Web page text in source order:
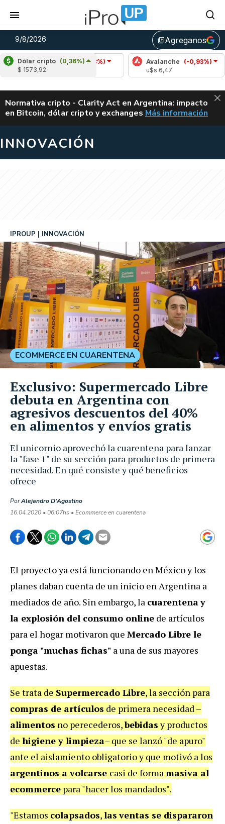
9/8/2026 library_addAgreganos
Dólar cripto (0,36%)
$ 1573,92
Cardano
(-0,23%)
u$s 0,20
Avalanche
(-0,93%)
ALERTA
Normativa cripto - Clarity Act en Argentina: impacto
en Bitcoin, dólar cripto y exchanges CLARITY ACT EN
Más información
INNOVACIÓN
El unicornio aprovechó la cuarentena para lanzar
la "fase 1" de su sección para productos de primera
necesidad. En qué consiste y qué beneficios
ofrece
IPROUP INNOVACIÓN
PorAlejandro D'Agostino
16.04.2020 • 06:07hs • Ecommerce en cuarentena
ECOMMERCE EN CUARENTENA
Exclusivo: Supermercado Libre
debuta en Argentina con
agresivos descuentos del 40%
en alimentos y envíos gratis
El proyecto ya está funcionando en México y los
planes daban cuenta de un inicio en Argentina a
mediados de año. Sin embargo, la cuarentenay
la explosión del consumo online de artículos
para el hogar motivaron que Mercado Libre le
ponga "muchas fichas" a una de sus mayores
apuestas.
Se trata de Supermercado Libre, la sección para
compras de artículos de primera necesidad –
alimentos no perecederos,bebidasy productos
de higiene y limpieza– que se lanzó "de apuro"
ante el aislamiento obligatorio y que motivó a los
argentinos a volcarse casi de formamasiva al
ecommerce para "hacer los mandados".
"Estamos colapsados,las ventas se dispararon